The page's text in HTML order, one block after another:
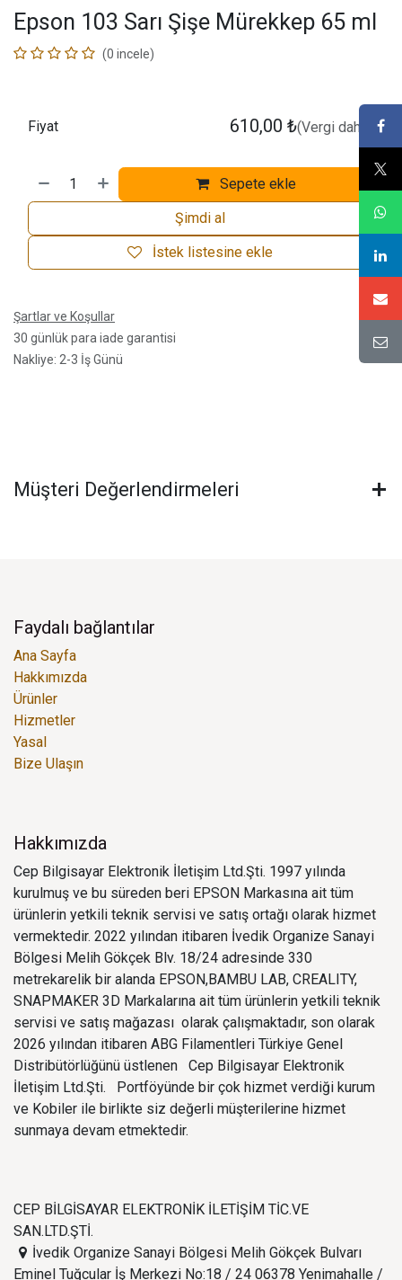
Epson 103 Sarı Şişe Mürekkep 65 ml
(0 incele)
Sepete ekle
Şimdi al
İstek listesine ekle
Fiyat 610,00 ₺(Vergi dahil)
Şartlar ve Koşullar
30 günlük para iade garantisi
Nakliye: 2-3 İş Günü
Müşteri Değerlendirmeleri
Faydalı bağlantılar
Ana Sayfa
Hakkımızda
Ürünler
Hizmetler
Yasal
Bize Ulaşın
Hakkımızda
Cep Bilgisayar Elektronik İletişim Ltd.Şti. 1997 yılında
kurulmuş ve bu süreden beri EPSON Markasına ait tüm
ürünlerin yetkili teknik servisi ve satış ortağı olarak hizmet
vermektedir. 2022 yılından itibaren İvedik Organize Sanayi
Bölgesi Melih Gökçek Blv. 18/24 adresinde 330
metrekarelik bir alanda EPSON,BAMBU LAB, CREALITY,
SNAPMAKER 3D Markalarına ait tüm ürünlerin yetkili teknik
servisi ve satış mağazası olarak çalışmaktadır, son olarak
2026 yılından itibaren ABG Filamentleri Türkiye Genel
Distribütörlüğünü üstlenen Cep Bilgisayar Elektronik
İletişim Ltd.Şti. Portföyünde bir çok hizmet verdiği kurum
ve Kobiler ile birlikte siz değerli müşterilerine hizmet
sunmaya devam etmektedir.
CEP BİLGİSAYAR ELEKTRONİK İLETİŞİM TİC.VE
SAN.LTD.ŞTİ.
İvedik Organize Sanayi Bölgesi Melih Gökçek Bulvarı
Eminel Tuğcular İş Merkezi No:18 / 24 06378 Yenimahalle /